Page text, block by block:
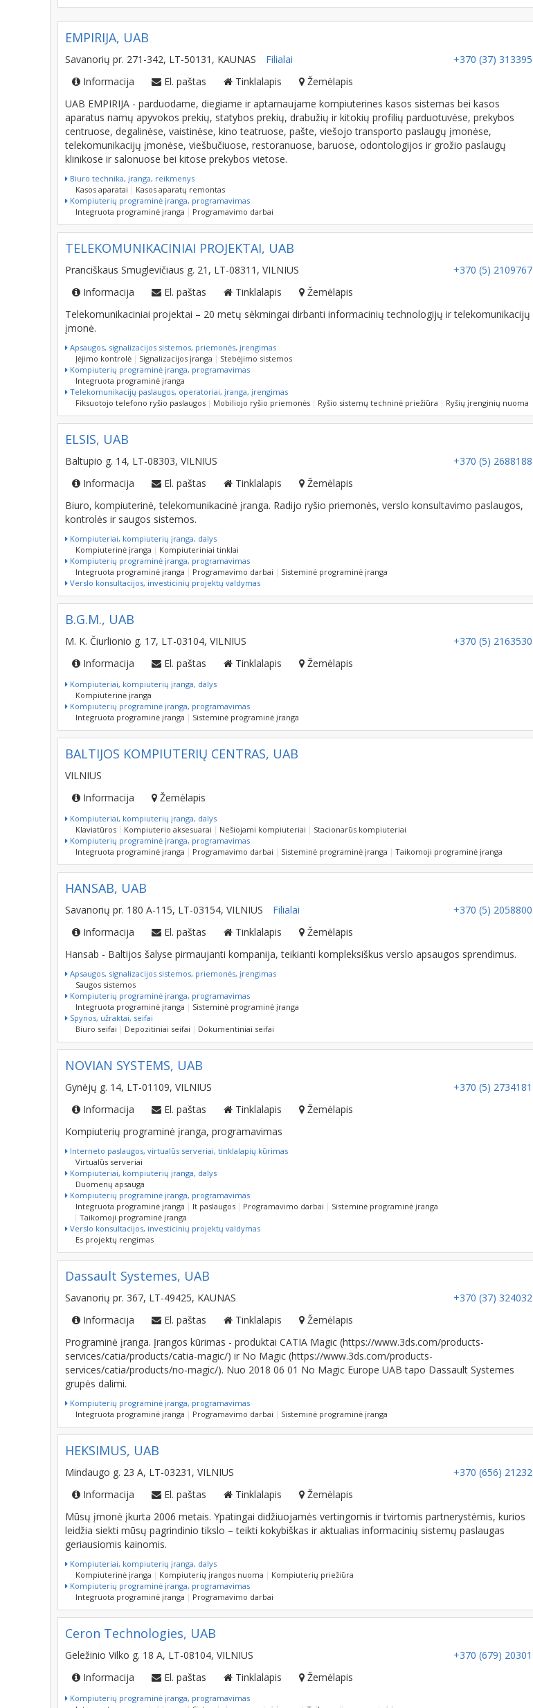
EMPIRIJA, UAB
Savanorių pr. 271-342, LT-50131, KAUNAS Filialai
+370 (37) 313395
Informacija
El. paštas Tinklalapis
Žemėlapis
UAB EMPIRIJA - parduodame, diegiame ir aptarnaujame kompiuterines kasos sistemas bei kasos
aparatus namų apyvokos prekių, statybos prekių, drabužių ir kitokių profilių parduotuvėse, prekybos
centruose, degalinėse, vaistinėse, kino teatruose, pašte, viešojo transporto paslaugų įmonėse,
telekomunikacijų įmonėse, viešbučiuose, restoranuose, baruose, odontologijos ir grožio paslaugų
klinikose ir salonuose bei kitose prekybos vietose.
Biuro technika, įranga, reikmenys
Kasos aparatai
Kasos aparatų remontas
Kompiuterių programinė įranga, programavimas
Integruota programinė įranga
Programavimo darbai
TELEKOMUNIKACINIAI PROJEKTAI, UAB
Pranciškaus Smuglevičiaus g. 21, LT-08311, VILNIUS
+370 (5) 2109767
Informacija
El. paštas Tinklalapis
Žemėlapis
Telekomunikaciniai projektai – 20 metų sėkmingai dirbanti informacinių technologijų ir telekomunikacijų
įmonė.
Apsaugos, signalizacijos sistemos, priemonės, įrengimas
Įėjimo kontrolė
Signalizacijos įranga
Stebėjimo sistemos
Kompiuterių programinė įranga, programavimas
Integruota programinė įranga
Telekomunikacijų paslaugos, operatoriai, įranga, įrengimas
Fiksuotojo telefono ryšio paslaugos
Mobiliojo ryšio priemonės Ryšio sistemų techninė priežiūra Ryšių įrenginių nuoma
ELSIS, UAB
Baltupio g. 14, LT-08303, VILNIUS
+370 (5) 2688188
Informacija
El. paštas Tinklalapis
Žemėlapis
Biuro, kompiuterinė, telekomunikacinė įranga. Radijo ryšio priemonės, verslo konsultavimo paslaugos,
kontrolės ir saugos sistemos.
Kompiuteriai, kompiuterių įranga, dalys
Kompiuterinė įranga
Kompiuteriniai tinklai
Kompiuterių programinė įranga, programavimas
Integruota programinė įranga
Programavimo darbai
Sisteminė programinė įranga
Verslo konsultacijos, investicinių projektų valdymas
B.G.M., UAB
M. K. Čiurlionio g. 17, LT-03104, VILNIUS
+370 (5) 2163530
Informacija
El. paštas Tinklalapis Žemėlapis
Kompiuteriai, kompiuterių įranga, dalys
Kompiuterinė įranga
Kompiuterių programinė įranga, programavimas
Integruota programinė įranga
Sisteminė programinė įranga
BALTIJOS KOMPIUTERIŲ CENTRAS, UAB
VILNIUS
Informacija
Žemėlapis
Kompiuteriai, kompiuterių įranga, dalys
Klaviatūros
Kompiuterio aksesuarai Nešiojami kompiuteriai
Stacionarūs kompiuteriai
Kompiuterių programinė įranga, programavimas
Integruota programinė įranga
Programavimo darbai Sisteminė programinė įranga Taikomoji programinė įranga
HANSAB, UAB
Savanorių pr. 180 A-115, LT-03154, VILNIUS Filialai
+370 (5) 2058800
Informacija
El. paštas Tinklalapis
Žemėlapis
Hansab - Baltijos šalyse pirmaujanti kompanija, teikianti kompleksiškus verslo apsaugos sprendimus.
Apsaugos, signalizacijos sistemos, priemonės, įrengimas
Saugos sistemos
Kompiuterių programinė įranga, programavimas
Integruota programinė įranga
Sisteminė programinė įranga
Spynos, užraktai, seifai
Biuro seifai
Depozitiniai seifai Dokumentiniai seifai
NOVIAN SYSTEMS, UAB
Gynėjų g. 14, LT-01109, VILNIUS
+370 (5) 2734181
Informacija
El. paštas Tinklalapis
Žemėlapis
Kompiuterių programinė įranga, programavimas
Interneto paslaugos, virtualūs serveriai, tinklalapių kūrimas
Virtualūs serveriai
Kompiuteriai, kompiuterių įranga, dalys
Duomenų apsauga
Kompiuterių programinė įranga, programavimas
Integruota programinė įranga
It paslaugos Programavimo darbai
Sisteminė programinė įranga
Taikomoji programinė įranga
Verslo konsultacijos, investicinių projektų valdymas
Es projektų rengimas
Dassault Systemes, UAB
Savanorių pr. 367, LT-49425, KAUNAS
+370 (37) 324032
Informacija
El. paštas Tinklalapis
Žemėlapis
Programinė įranga. Įrangos kūrimas - produktai CATIA Magic (https://www.3ds.com/products-
services/catia/products/catia-magic/) ir No Magic (https://www.3ds.com/products-
services/catia/products/no-magic/). Nuo 2018 06 01 No Magic Europe UAB tapo Dassault Systemes
grupės dalimi.
Kompiuterių programinė įranga, programavimas
Integruota programinė įranga
Programavimo darbai Sisteminė programinė įranga
HEKSIMUS, UAB
Mindaugo g. 23 A, LT-03231, VILNIUS
+370 (656) 21232
Informacija
El. paštas Tinklalapis
Žemėlapis
Mūsų įmonė įkurta 2006 metais. Ypatingai didžiuojamės vertingomis ir tvirtomis partnerystėmis, kurios
leidžia siekti mūsų pagrindinio tikslo – teikti kokybiškas ir aktualias informacinių sistemų paslaugas
geriausiomis kainomis.
Kompiuteriai, kompiuterių įranga, dalys
Kompiuterinė įranga
Kompiuterių įrangos nuoma
Kompiuterių priežiūra
Kompiuterių programinė įranga, programavimas
Integruota programinė įranga
Programavimo darbai
Ceron Technologies, UAB
Geležinio Vilko g. 18 A, LT-08104, VILNIUS
+370 (679) 20301
Informacija
El. paštas Tinklalapis Žemėlapis
Kompiuterių programinė įranga, programavimas